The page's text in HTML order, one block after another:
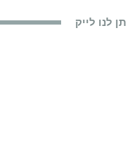
תן לנו לייק